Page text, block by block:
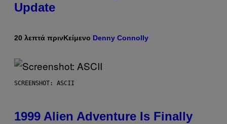
Update
20 λεπτά πρινΚείμενο Denny Connolly
SCREENSHOT: ASCII
1999 Alien Adventure Is Finally